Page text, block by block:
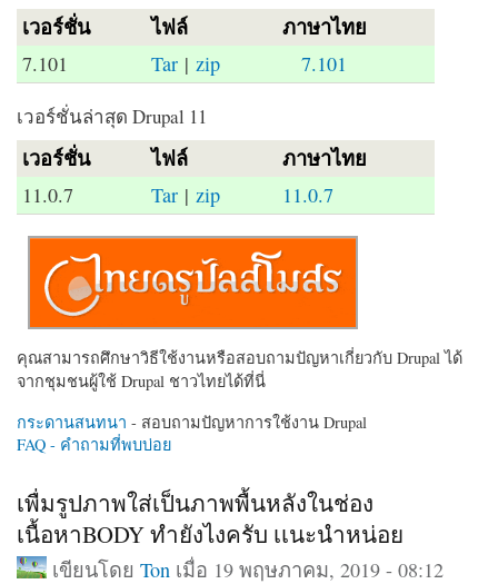
เวอร์ชั่น ไฟล์ ภาษาไทย
7.101 Tar |zip 7.101
เวอร์ชั่นล่าสุด Drupal 11
เวอร์ชั่น ไฟล์ ภาษาไทย
11.0.7 Tar | zip 11.0.7
คุณสามารถศึกษาวิธีใช้งานหรือสอบถามปัญหาเกี่ยวกับ Drupal ได้
จากชุมชนผู้ใช้ Drupal ชาวไทยได้ที่นี่
กระดานสนทนา - สอบถามปัญหาการใช้งาน Drupal
FAQ - คำถามที่พบบ่อย
เพื่มรูปภาพใส่เป็นภาพพื้นหลังในช่อง
เนื้อหาBODY ทำยังไงครับ เเนะนำหน่อย
เขียนโดย Ton เมื่อ 19 พฤษภาคม, 2019 - 08:12